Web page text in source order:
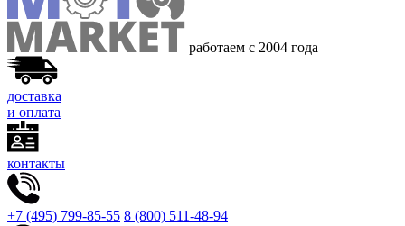
работаем с 2004 года
доставка
и оплата
контакты
+7 (495) 799-85-55 8 (800) 511-48-94